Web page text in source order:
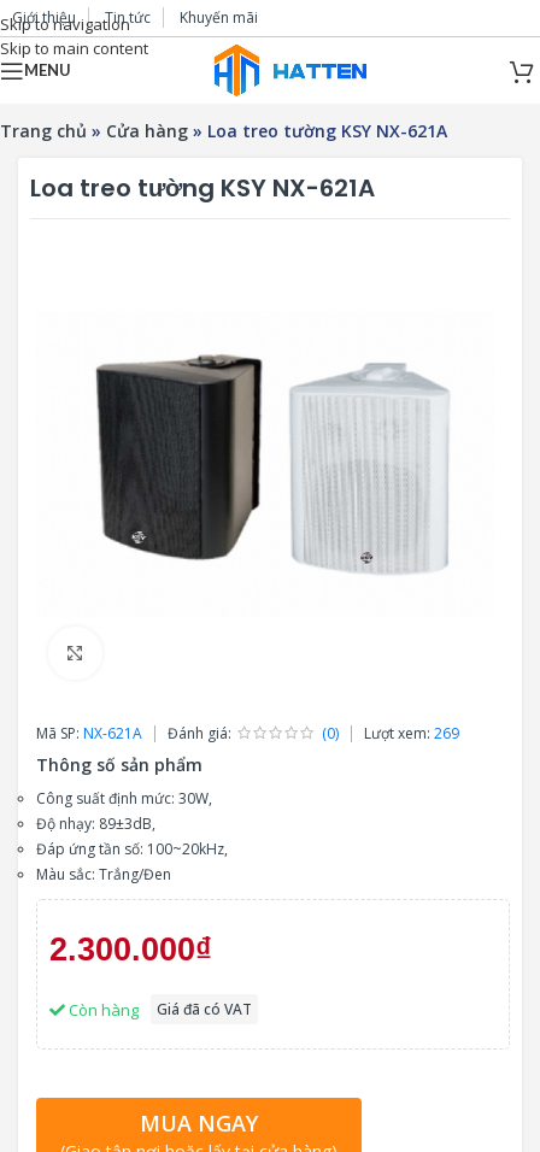
Skip to navigation
Skip to main content
Giới thiệu Tin tức Khuyến mãi
MENU
Trang chủ » Cửa hàng » Loa treo tường KSY NX-621A
Loa treo tường KSY NX-621A
Mã SP: NX-621A Đánh giá: (0) Lượt xem: 269
Thông số sản phẩm
Công suất định mức: 30W,
Độ nhạy: 89±3dB,
Đáp ứng tần số: 100~20kHz,
Màu sắc: Trắng/Đen
2.300.000₫
Còn hàng Giá đã có VAT
MUA NGAY